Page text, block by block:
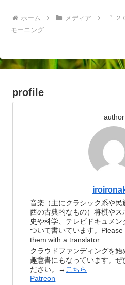
ホーム メディア
２
モーニング
profile
author
音楽（主にクラシック系や
西の古典的なもの）将棋や
史や科学、テレビドキュメ
ついて書いています。
them with a translator.
クラウドファンディングを
趣意書にもなっています。ぜ
ださい。→ こちら
Patreon